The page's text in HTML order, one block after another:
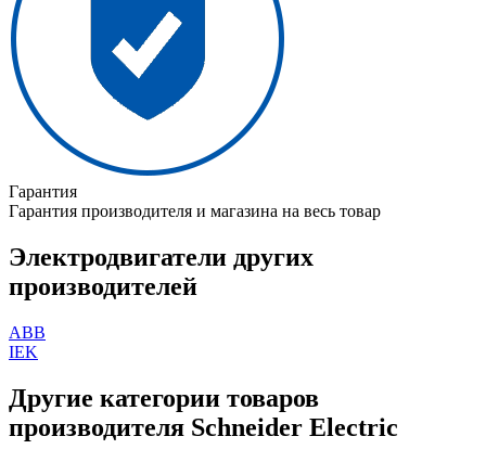
Гарантия
Гарантия производителя и магазина на весь товар
Электродвигатели других
производителей
ABB
IEK
Другие категории товаров
производителя Schneider Electric